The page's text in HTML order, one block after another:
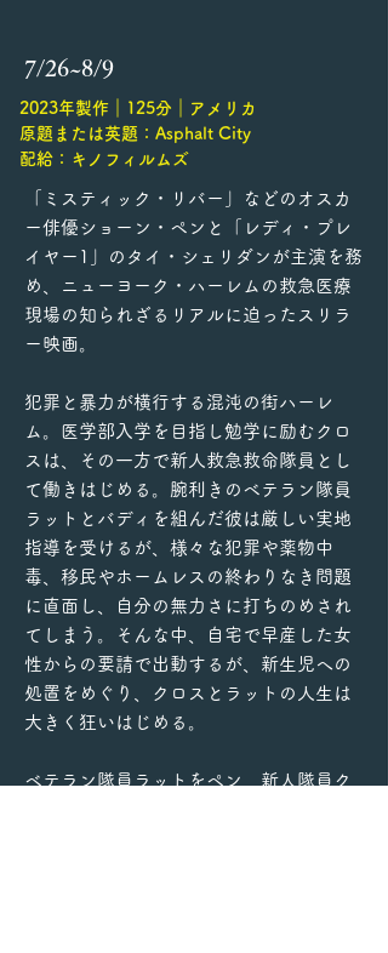
7/26~8/9
2023年製作｜125分｜アメリカ
原題または英題：Asphalt City
配給：キノフィルムズ
「ミスティック・リバー」などのオスカ
ー俳優ショーン・ペンと「レディ・プレ
イヤー1」のタイ・シェリダンが主演を務
め、ニューヨーク・ハーレムの救急医療
現場の知られざるリアルに迫ったスリラ
ー映画。
犯罪と暴力が横行する混沌の街ハーレ
ム。医学部入学を目指し勉学に励むクロ
スは、その一方で新人救急救命隊員とし
て働きはじめる。腕利きのベテラン隊員
ラットとバディを組んだ彼は厳しい実地
指導を受けるが、様々な犯罪や薬物中
毒、移民やホームレスの終わりなき問題
に直面し、自分の無力さに打ちのめされ
てしまう。そんな中、自宅で早産した女
性からの要請で出動するが、新生児への
処置をめぐり、クロスとラットの人生は
大きく狂いはじめる。
ベテラン隊員ラットをペン、新人隊員ク